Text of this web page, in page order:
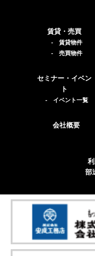
賃貸・売買
- 賃貸物件
- 売買物件
セミナー・イベン
ト
- イベント一覧
会社概要
部